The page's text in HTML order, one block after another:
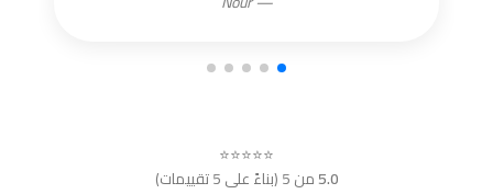
⭐⭐⭐⭐⭐
5.0من 5 (بناءً على 5 تقييمات)